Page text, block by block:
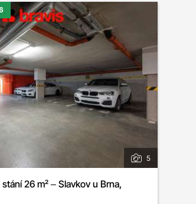
5
26 m² – Slavkov u Brna,